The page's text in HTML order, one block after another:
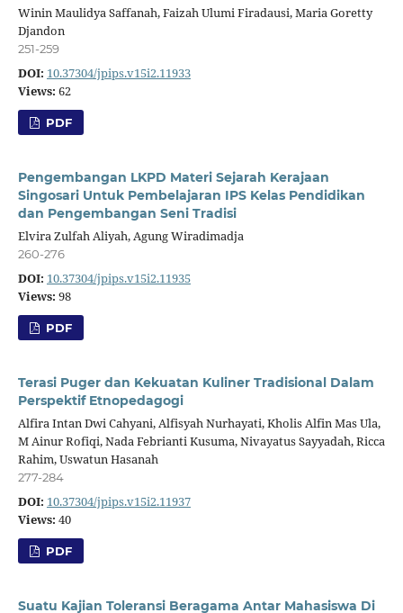
Winin Maulidya Saffanah, Faizah Ulumi Firadausi, Maria Goretty
Djandon
251-259
DOI: 10.37304/jpips.v15i2.11933
Views: 62
PDF
Pengembangan LKPD Materi Sejarah Kerajaan
Singosari Untuk Pembelajaran IPS Kelas Pendidikan
dan Pengembangan Seni Tradisi
Elvira Zulfah Aliyah, Agung Wiradimadja
260-276
DOI: 10.37304/jpips.v15i2.11935
Views: 98
PDF
Terasi Puger dan Kekuatan Kuliner Tradisional Dalam
Perspektif Etnopedagogi
Alfira Intan Dwi Cahyani, Alfisyah Nurhayati, Kholis Alfin Mas Ula,
M Ainur Rofiqi, Nada Febrianti Kusuma, Nivayatus Sayyadah, Ricca
Rahim, Uswatun Hasanah
277-284
DOI: 10.37304/jpips.v15i2.11937
Views: 40
PDF
Suatu Kajian Toleransi Beragama Antar Mahasiswa Di